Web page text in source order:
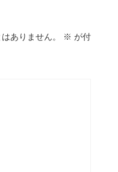
ありません。 ※ が付